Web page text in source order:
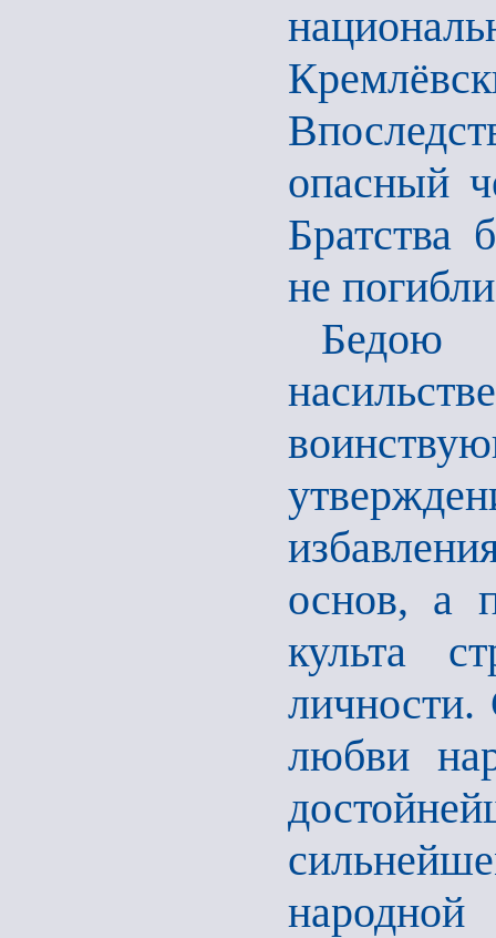
опасный
Братства
не
Бедою
основ, а
культа
личности.
любви